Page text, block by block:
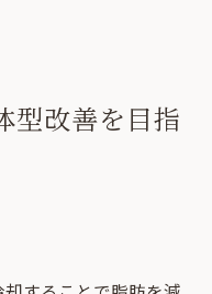
型改善を目指